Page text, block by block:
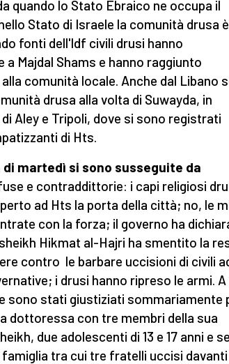
quando lo Stato Ebraico ne occupa il
Stato di Israele la comunità drusa
fonti dell'Idf civili drusi hanno
Majdal Shams e hanno raggiunto
comunità locale. Anche dal Libano
drusa alla volta di Suwayda, in
Aley e Tripoli, dove si sono registrati
di Hts.
martedì si sono susseguite da
e contraddittorie: i capi religiosi
ad Hts la porta della città; no, le
con la forza; il governo ha
Hikmat al-Hajri ha smentito la
contro le barbare uccisioni di civili
i drusi hanno ripreso le armi. A
sono stati giustiziati sommariamente
dottoressa con tre membri della sua
due adolescenti di 13 e 17 anni e
tra cui tre fratelli uccisi davanti